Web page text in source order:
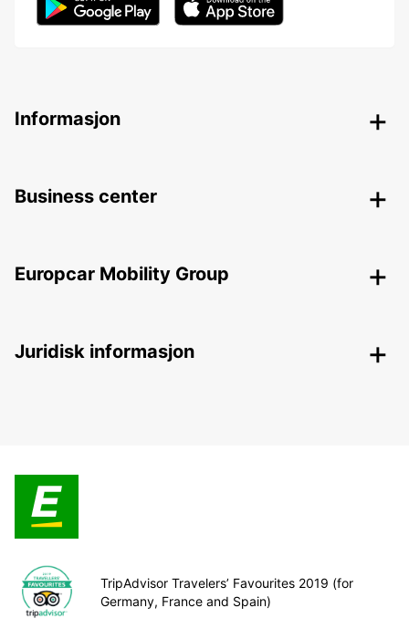
Informasjon
Business center
Europcar Mobility Group
Juridisk informasjon
TripAdvisor Travelers’ Favourites 2019 (for
Germany, France and Spain)